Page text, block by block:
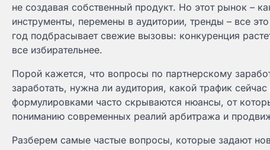
не создавая собственный продукт. Но этот рынок –
инструменты, перемены в аудитории, тренды – все
год подбрасывает свежие вызовы: конкуренция
все избирательнее.
Порой кажется, что вопросы по партнерскому
заработать, нужна ли аудитория, какой трафик
формулировками часто скрываются нюансы, от
пониманию современных реалий арбитража и
Разберем самые частые вопросы, которые задают